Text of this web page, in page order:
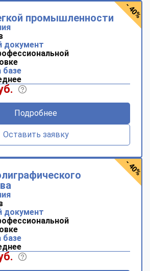
промышленности
документ
базе
Подробнее
Оставить заявку
- 40%
документ
базе
- 40%